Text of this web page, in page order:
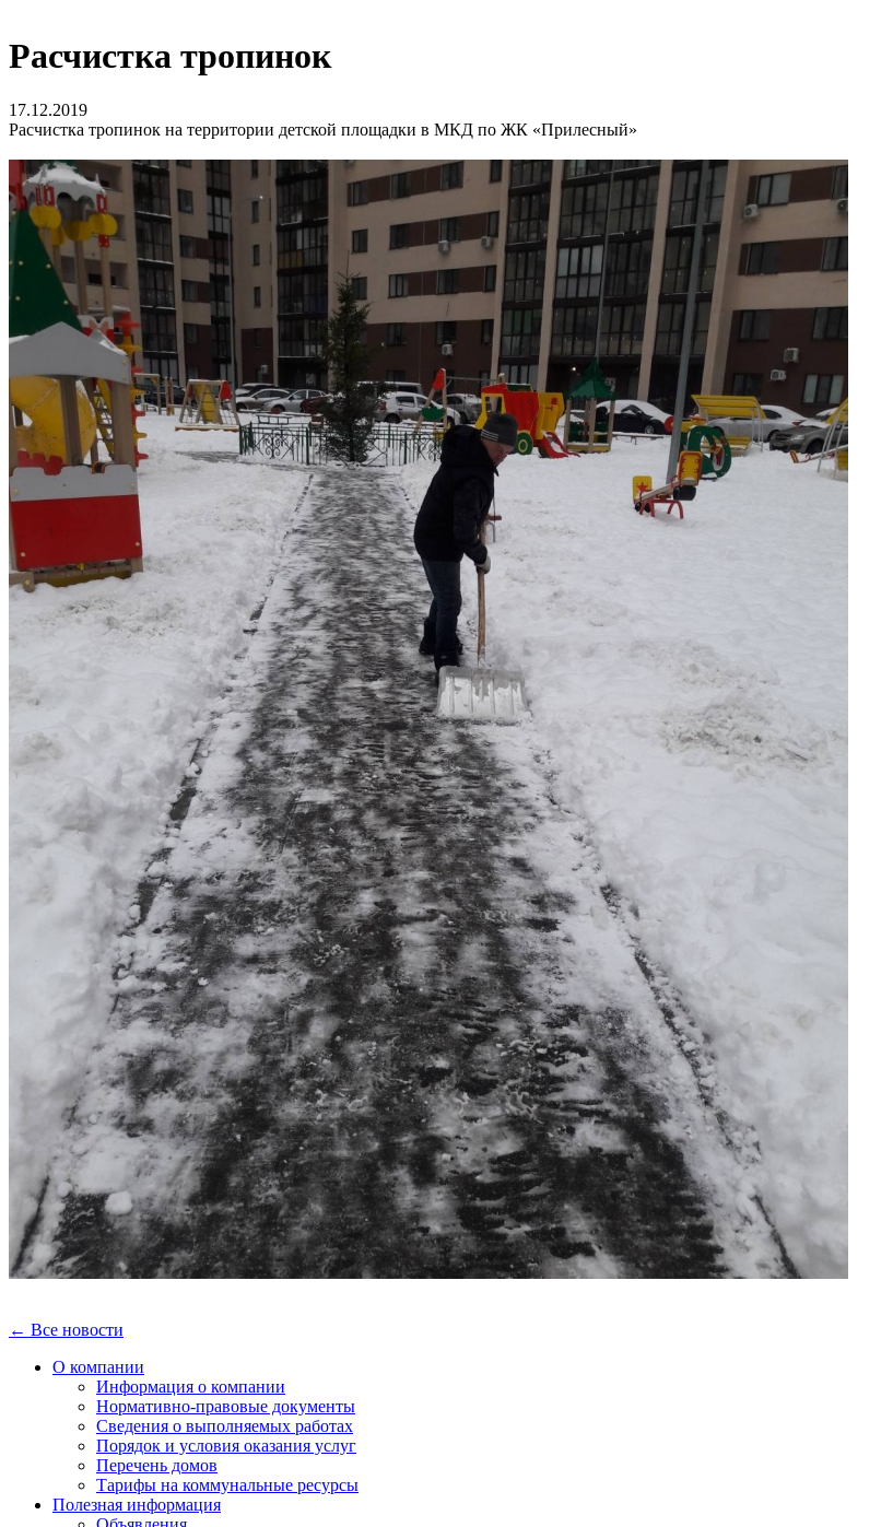
Расчистка тропинок
17.12.2019
Расчистка тропинок на территории детской площадки в МКД по ЖК «Прилесный»
← Все новости
О компании
Информация о компании
Нормативно-правовые документы
Сведения о выполняемых работах
Порядок и условия оказания услуг
Перечень домов
Тарифы на коммунальные ресурсы
Полезная информация